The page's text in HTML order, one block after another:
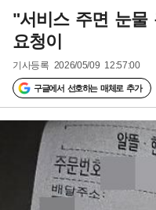
"서비스 주면 눈
요청이
기사등록 2026/05/09 12:57:00
구글에서 선호하는 매체로 추가